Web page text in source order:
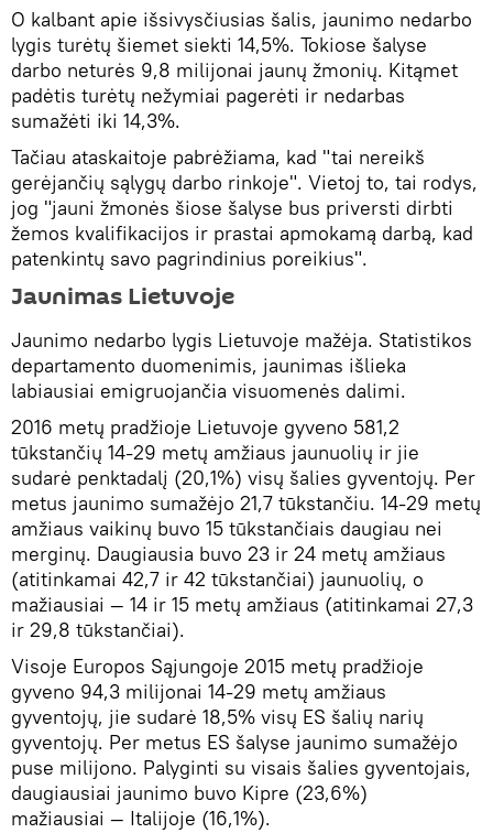
O kalbant apie išsivysčiusias šalis, jaunimo nedarbo
lygis turėtų šiemet siekti 14,5%. Tokiose šalyse
darbo neturės 9,8 milijonai jaunų žmonių. Kitąmet
padėtis turėtų nežymiai pagerėti ir nedarbas
sumažėti iki 14,3%.
Tačiau ataskaitoje pabrėžiama, kad "tai nereikš
gerėjančių sąlygų darbo rinkoje". Vietoj to, tai rodys,
jog "jauni žmonės šiose šalyse bus priversti dirbti
žemos kvalifikacijos ir prastai apmokamą darbą, kad
patenkintų savo pagrindinius poreikius".
Jaunimas Lietuvoje
Jaunimo nedarbo lygis Lietuvoje mažėja. Statistikos
departamento duomenimis, jaunimas išlieka
labiausiai emigruojančia visuomenės dalimi.
2016 metų pradžioje Lietuvoje gyveno 581,2
tūkstančių 14-29 metų amžiaus jaunuolių ir jie
sudarė penktadalį (20,1%) visų šalies gyventojų. Per
metus jaunimo sumažėjo 21,7 tūkstančiu. 14-29 metų
amžiaus vaikinų buvo 15 tūkstančiais daugiau nei
merginų. Daugiausia buvo 23 ir 24 metų amžiaus
(atitinkamai 42,7 ir 42 tūkstančiai) jaunuolių, o
mažiausiai — 14 ir 15 metų amžiaus (atitinkamai 27,3
ir 29,8 tūkstančiai).
Visoje Europos Sąjungoje 2015 metų pradžioje
gyveno 94,3 milijonai 14-29 metų amžiaus
gyventojų, jie sudarė 18,5% visų ES šalių narių
gyventojų. Per metus ES šalyse jaunimo sumažėjo
puse milijono. Palyginti su visais šalies gyventojais,
daugiausiai jaunimo buvo Kipre (23,6%)
mažiausiai — Italijoje (16,1%).